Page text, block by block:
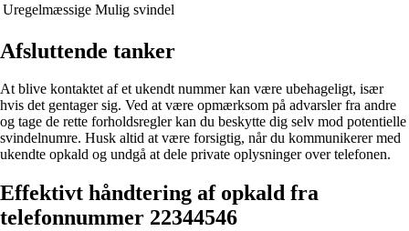
Uregelmæssige Mulig svindel
Afsluttende tanker
At blive kontaktet af et ukendt nummer kan være ubehageligt, især
hvis det gentager sig. Ved at være opmærksom på advarsler fra andre
og tage de rette forholdsregler kan du beskytte dig selv mod potentielle
svindelnumre. Husk altid at være forsigtig, når du kommunikerer med
ukendte opkald og undgå at dele private oplysninger over telefonen.
Effektivt håndtering af opkald fra
telefonnummer 22344546